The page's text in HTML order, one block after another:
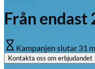
Mopedbil
Bränsle
Hybrid
Bensin
El
Honda
Citroën
Från endast
Kampanjen slutar 31
Kontakta oss om erbjudandet